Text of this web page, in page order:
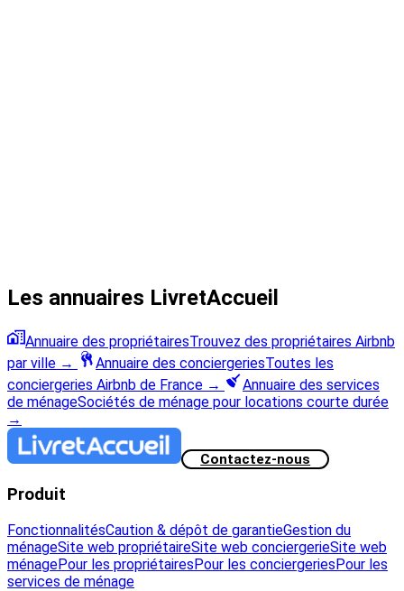
Les annuaires LivretAccueil
Annuaire des propriétairesTrouvez des propriétaires Airbnb
par ville → Annuaire des conciergeriesToutes les
conciergeries Airbnb de France →
Annuaire des services
de ménageSociétés de ménage pour locations courte durée
→
Contactez-nous
Produit
FonctionnalitésCaution & dépôt de garantieGestion du
ménageSite web propriétaireSite web conciergerieSite web
ménagePour les propriétairesPour les conciergeriesPour les
services de ménage